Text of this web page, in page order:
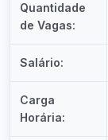
Quantidade
de Vagas:
Salário:
Carga
Horária: